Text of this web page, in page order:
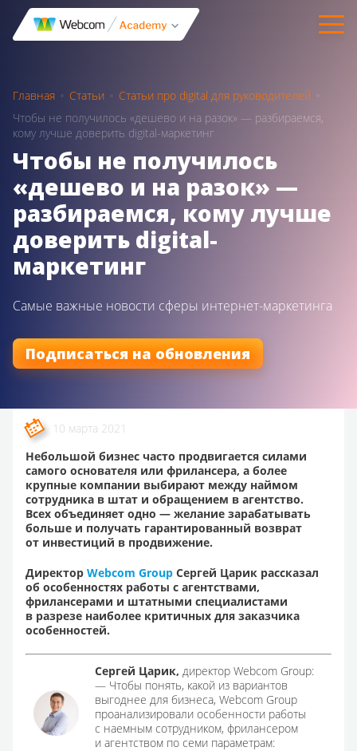
Главная Статьи
Статьи про digital для руководителей
Чтобы не получилось «дешево и на разок» — разбираемся,
кому лучше доверить digital-маркетинг
Чтобы не получилось
«дешево и на разок» —
разбираемся, кому лучше
доверить digital-
маркетинг
Самые важные новости сферы интернет-маркетинга
Подписаться на обновления
10 марта 2021
Небольшой бизнес часто продвигается силами
самого основателя или фрилансера, а более
крупные компании выбирают между наймом
сотрудника в штат и обращением в агентство.
Всех объединяет одно — желание зарабатывать
больше и получать гарантированный возврат
от инвестиций в продвижение.
Директор Webcom Group Сергей Царик рассказал
об особенностях работы с агентствами,
фрилансерами и штатными специалистами
в разрезе наиболее критичных для заказчика
особенностей.
Сергей Царик, директор Webcom Group:
— Чтобы понять, какой из вариантов
выгоднее для бизнеса, Webcom Group
проанализировали особенности работы
с наемным сотрудником, фрилансером
и агентством по семи параметрам: